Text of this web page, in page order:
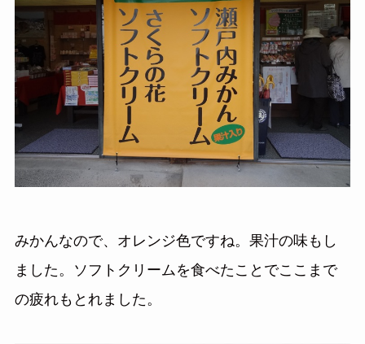
みかんなので、オレンジ色ですね。果汁の味もし
ました。ソフトクリームを食べたことでここまで
の疲れもとれました。